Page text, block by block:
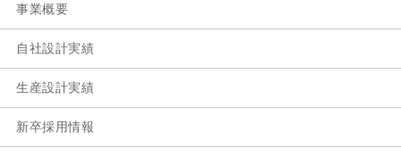
事業概要
自社設計実績
生産設計実績
新卒採用情報